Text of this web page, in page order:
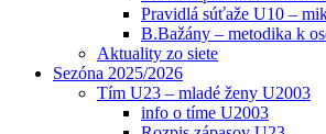
Pravidlá súťaže U10 –
B.Bažány – metodika k
Aktuality zo siete
Sezóna 2025/2026
Tím U23 – mladé ženy U2003
info o tíme U2003